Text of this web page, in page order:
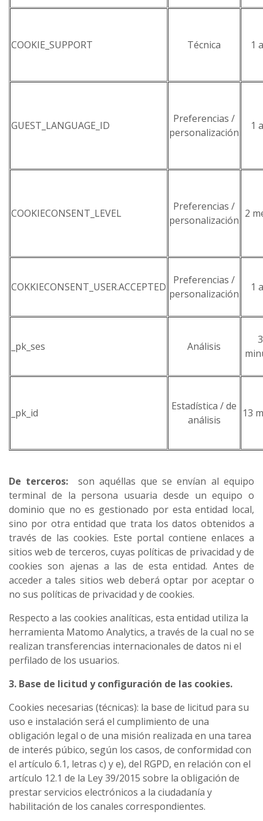
COOKIE_SUPPORT Técnica 1
GUEST_LANGUAGE_ID
Preferencias /
personalización
1
COOKIECONSENT_LEVEL
Preferencias /
personalización
2
COKKIECONSENT_USER.ACCEPTED
Preferencias /
personalización
1
_pk_ses Análisis
_pk_id
Estadística / de
análisis
13
De terceros:
son aquéllas que se envían al equipo
terminal de la persona usuaria desde un equipo o
dominio que no es gestionado por esta entidad local,
sino por otra entidad que trata los datos obtenidos a
través de las cookies. Este portal contiene enlaces a
sitios web de terceros, cuyas políticas de privacidad y de
cookies son ajenas a las de esta entidad. Antes de
acceder a tales sitios web deberá optar por aceptar o
no sus políticas de privacidad y de cookies.
Respecto a las cookies analíticas, esta entidad utiliza la
herramienta Matomo Analytics, a través de la cual no se
realizan transferencias internacionales de datos ni el
perfilado de los usuarios.
3. Base de licitud y configuración de las cookies.
Cookies necesarias (técnicas): la base de licitud para su
uso e instalación será el cumplimiento de una
obligación legal o de una misión realizada en una tarea
de interés púbico, según los casos, de conformidad con
el artículo 6.1, letras c) y e), del RGPD, en relación con el
artículo 12.1 de la Ley 39/2015 sobre la obligación de
prestar servicios electrónicos a la ciudadanía y
habilitación de los canales correspondientes.